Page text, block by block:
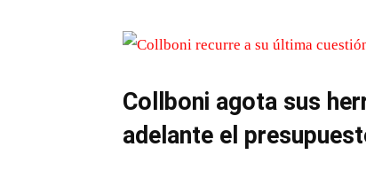
Collboni agota sus
adelante el